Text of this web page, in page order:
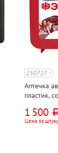
250727
Аптечка
пластик,
1 500
Цена за штуку